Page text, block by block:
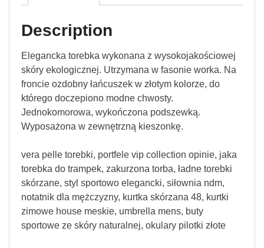
Description
Elegancka torebka wykonana z wysokojakościowej
skóry ekologicznej. Utrzymana w fasonie worka. Na
froncie ozdobny łańcuszek w złotym kolorze, do
którego doczepiono modne chwosty.
Jednokomorowa, wykończona podszewką.
Wyposażona w zewnętrzną kieszonkę.
vera pelle torebki, portfele vip collection opinie, jaka
torebka do trampek, zakurzona torba, ładne torebki
skórzane, styl sportowo elegancki, siłownia ndm,
notatnik dla mężczyzny, kurtka skórzana 48, kurtki
zimowe house meskie, umbrella mens, buty
sportowe ze skóry naturalnej, okulary pilotki złote